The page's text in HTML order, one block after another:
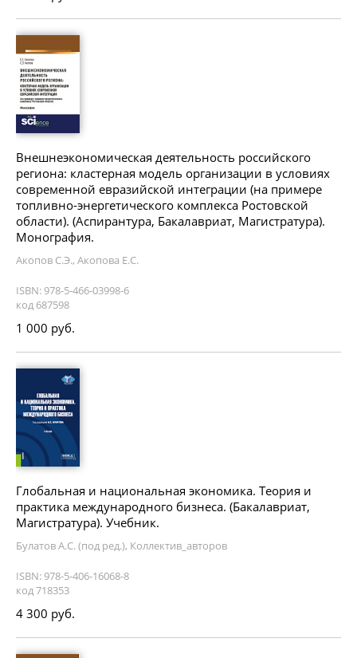
Внешнеэкономическая деятельность российского
региона: кластерная модель организации в условиях
современной евразийской интеграции (на примере
топливно-энергетического комплекса Ростовской
области). (Аспирантура, Бакалавриат, Магистратура).
Монография.
Акопов С.Э., Акопова Е.С.
ISBN: 978-5-466-03998-6
код 687598
1 000 руб.
Глобальная и национальная экономика. Теория и
практика международного бизнеса. (Бакалавриат,
Магистратура). Учебник.
Булатов А.С. (под ред.), Коллектив_авторов
ISBN: 978-5-406-16068-8
код 718353
4 300 руб.